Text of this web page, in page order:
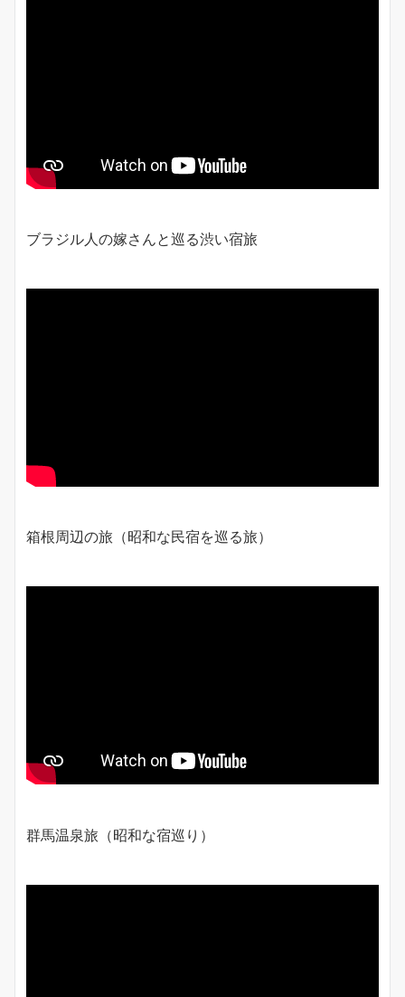
ブラジル人の嫁さんと巡る渋い宿旅
箱根周辺の旅（昭和な民宿を巡る旅）
群馬温泉旅（昭和な宿巡り）